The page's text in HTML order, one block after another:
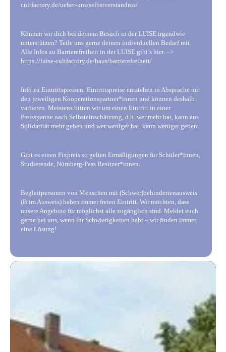
cultfactory.de/ueber-uns/selbstverstandnis/
Können wir dich bei deinem Besuch in der LUISE irgendwie
unterstützen? Teile uns gerne deinen individuellen Bedarf mit.
Alle Infos zu Barrierefreiheit in der LUISE gibt’s hier. –>
https://luise-cultfactory.de/haus/barrierefreiheit/
Info zu Eintrittspreisen: Eintrittspreise entstehen in Absprache mit
den jeweiligen Kooperationspartner*innen und können deshalb
variieren. Meistens bitten wir um einen Eintritt in einer
Preisspanne nach Selbsteinschätzung, d.h. wer mehr hat, kann aus
Solidarität mehr geben und wer weniger hat, kann weniger geben.
Gibt es einen Fixpreis so gelten Ermäßigungen für Schüler*innen,
Studierende, Nürnberg-Pass Besitzer*innen.
Begleitpersonen von Menschen mit (Schwer)behindertenausweis
(B im Ausweis) haben immer freien Eintritt. Wir möchten, dass
unsere Angebote für möglichst alle zugänglich sind. Meldet euch
gerne bei uns, wenn ihr Schwierigkeiten habt – wir finden immer
eine Lösung!